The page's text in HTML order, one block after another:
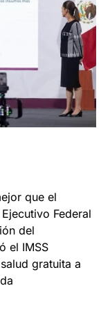
que el
Federal
del
el IMSS
gratuita a